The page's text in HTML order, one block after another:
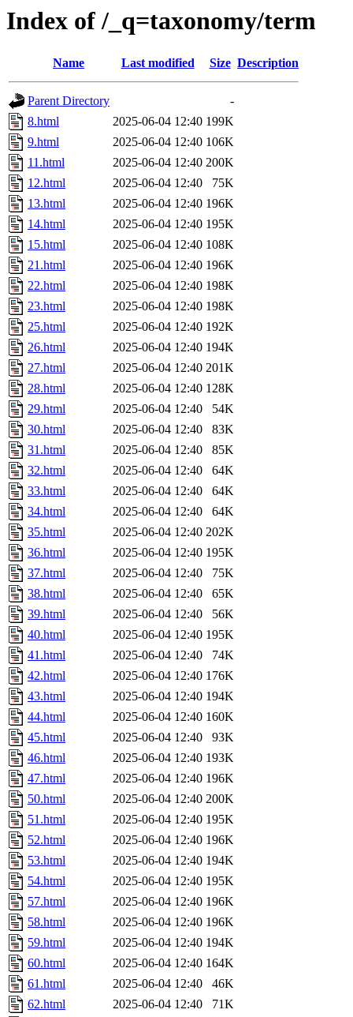
Index of /_q=taxonomy/term
Name Last modified Size Description
Parent Directory
-
8.html
2025-06-04 12:40 199K
9.html
2025-06-04 12:40 106K
11.html
2025-06-04 12:40 200K
12.html
2025-06-04 12:40
75K
13.html
2025-06-04 12:40 196K
14.html
2025-06-04 12:40 195K
15.html
2025-06-04 12:40 108K
21.html
2025-06-04 12:40 196K
22.html
2025-06-04 12:40 198K
23.html
2025-06-04 12:40 198K
25.html
2025-06-04 12:40 192K
26.html
2025-06-04 12:40 194K
27.html
2025-06-04 12:40 201K
28.html
2025-06-04 12:40 128K
29.html
2025-06-04 12:40
54K
30.html
2025-06-04 12:40
83K
31.html
2025-06-04 12:40
85K
32.html
2025-06-04 12:40
64K
33.html
2025-06-04 12:40
64K
34.html
2025-06-04 12:40
64K
35.html
2025-06-04 12:40 202K
36.html
2025-06-04 12:40 195K
37.html
2025-06-04 12:40
75K
38.html
2025-06-04 12:40
65K
39.html
2025-06-04 12:40
56K
40.html
2025-06-04 12:40 195K
41.html
2025-06-04 12:40
74K
42.html
2025-06-04 12:40 176K
43.html
2025-06-04 12:40 194K
44.html
2025-06-04 12:40 160K
45.html
2025-06-04 12:40
93K
46.html
2025-06-04 12:40 193K
47.html
2025-06-04 12:40 196K
50.html
2025-06-04 12:40 200K
51.html
2025-06-04 12:40 195K
52.html
2025-06-04 12:40 196K
53.html
2025-06-04 12:40 194K
54.html
2025-06-04 12:40 195K
57.html
2025-06-04 12:40 196K
58.html
2025-06-04 12:40 196K
59.html
2025-06-04 12:40 194K
60.html
2025-06-04 12:40 164K
61.html
2025-06-04 12:40
46K
62.html
2025-06-04 12:40
71K